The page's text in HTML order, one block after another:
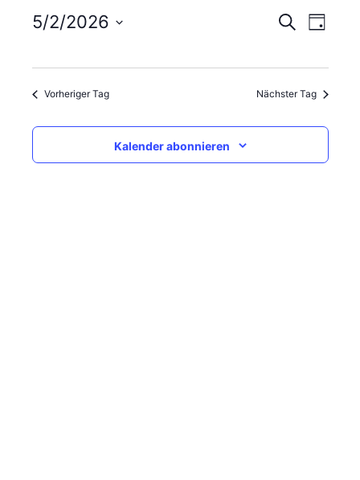
Mai
2,
2026
und
SucheTag
5/2/2026
wählen.
Vorheriger Tag Nächster Tag
Kalender abonnieren